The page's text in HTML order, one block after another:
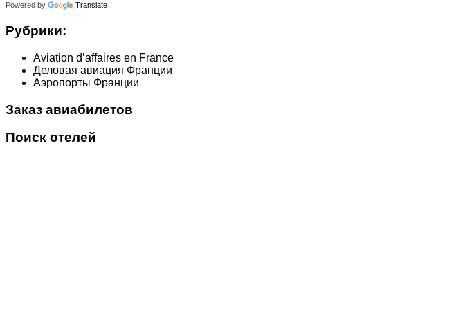
Powered by Translate
Рубрики:
Aviation d’affaires en France
Деловая авиация Франции
Аэропорты Франции
Заказ авиабилетов
Поиск отелей